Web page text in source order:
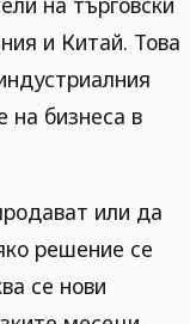
и Китай. Това
на бизнеса в
или да
решение се
се нови